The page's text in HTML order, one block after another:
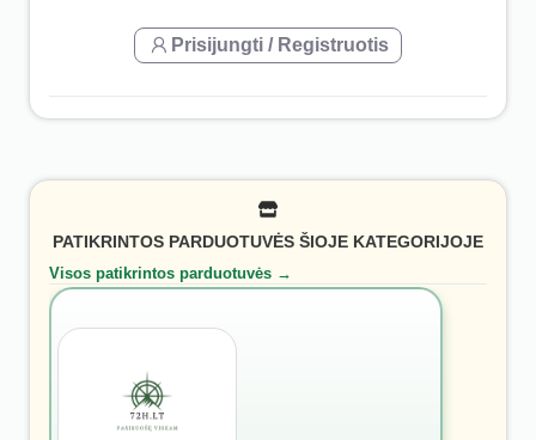
Prisijungti / Registruotis
PATIKRINTOS PARDUOTUVĖS ŠIOJE KATEGORIJOJE
Visos patikrintos parduotuvės →